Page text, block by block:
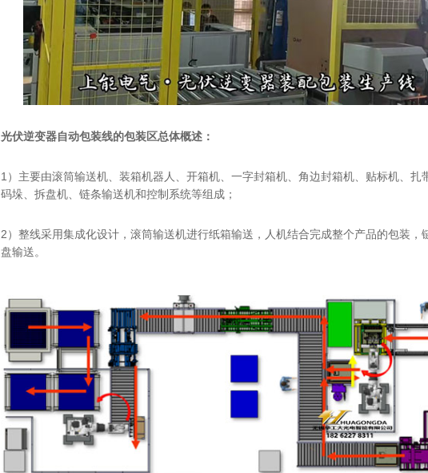
光伏逆变器自动包装线的包装区总体概述：
1）主要由滚筒输送机、装箱机器人、开箱机、一字封箱机、角边封箱机、贴标机、扎
码垛、拆盘机、链条输送机和控制系统等组成；
2）整线采用集成化设计，滚筒输送机进行纸箱输送，人机结合完成整个产品的包装，
盘输送。